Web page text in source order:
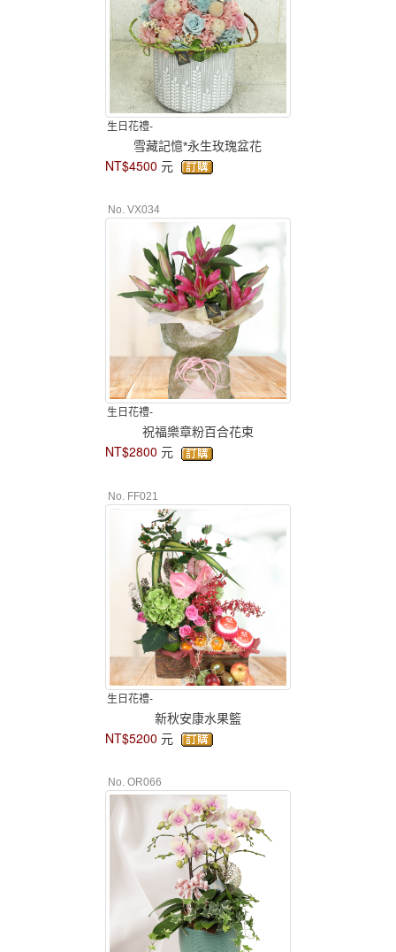
生日花禮-
雪藏記憶*永生玫瑰盆花
NT$4500 元
No. VX034
生日花禮-
祝福樂章粉百合花束
NT$2800 元
No. FF021
生日花禮-
新秋安康水果籃
NT$5200 元
No. OR066